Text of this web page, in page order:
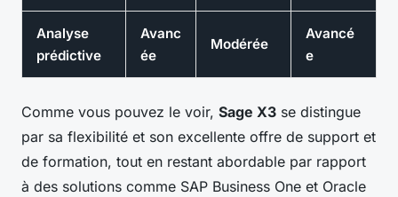
Analyse
prédictive
Avanc
ée
Modérée
Avancé
e
Comme vous pouvez le voir, Sage X3 se distingue
par sa flexibilité et son excellente offre de support et
de formation, tout en restant abordable par rapport
à des solutions comme SAP Business One et Oracle